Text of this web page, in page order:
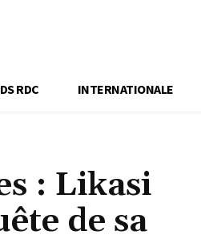
RDC INTERNATIONALE
: Likasi
de sa